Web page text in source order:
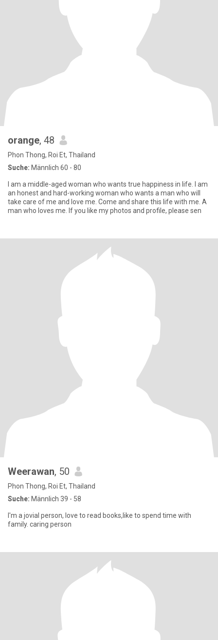
orange, 48
Phon Thong, Roi Et, Thailand
Suche: Männlich 60 - 80
I am a middle-aged woman who wants true happiness in life. I am
an honest and hard-working woman who wants a man who will
take care of me and love me. Come and share this life with me. A
man who loves me. If you like my photos and profile, please sen
Weerawan, 50
Phon Thong, Roi Et, Thailand
Suche: Männlich 39 - 58
I'm a jovial person, love to read books,like to spend time with
family. caring person